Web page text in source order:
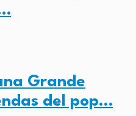
Grande
del pop…